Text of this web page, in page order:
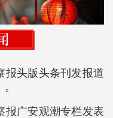
报头版头条刊发报道
报广安观潮专栏发表